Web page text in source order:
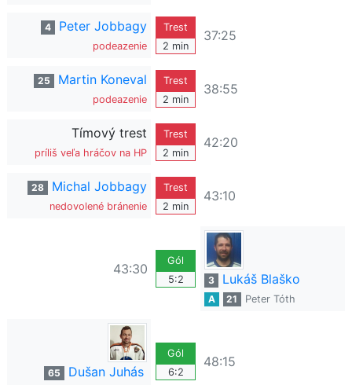
4 Peter Jobbagy
podeazenie
Trest
2 min
37:25
25 Martin Koneval
podeazenie
Trest
2 min
38:55
Tímový trest
príliš veľa hráčov na HP
Trest
2 min
42:20
28 Michal Jobbagy
nedovolené bránenie
Trest
2 min
43:10
43:30
Gól
5:2
3 Lukáš Blaško
A 21 Peter Tóth
65 Dušan Juhás
Gól
6:2
48:15